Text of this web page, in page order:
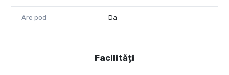
Are pod Da
Facilități